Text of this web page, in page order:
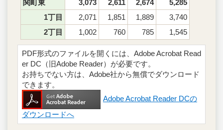
関町東
3,073 2,611 2,674
5,285
1丁目
2,071 1,851 1,889
3,740
2丁目
1,002 760 785 1,545
PDF形式のファイルを開くには、Adobe Acrobat Read
er DC（旧Adobe Reader）が必要です。
お持ちでない方は、Adobe社から無償でダウンロード
できます。
Adobe Acrobat Reader DCの
ダウンロードへ